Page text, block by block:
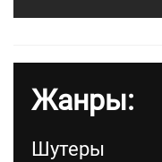
Жанры:
Шутеры